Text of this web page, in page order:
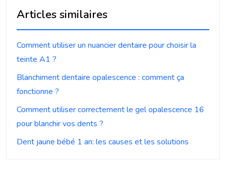
Articles similaires
Comment utiliser un nuancier dentaire pour choisir la
teinte A1 ?
Blanchiment dentaire opalescence : comment ça
fonctionne ?
Comment utiliser correctement le gel opalescence 16
pour blanchir vos dents ?
Dent jaune bébé 1 an: les causes et les solutions